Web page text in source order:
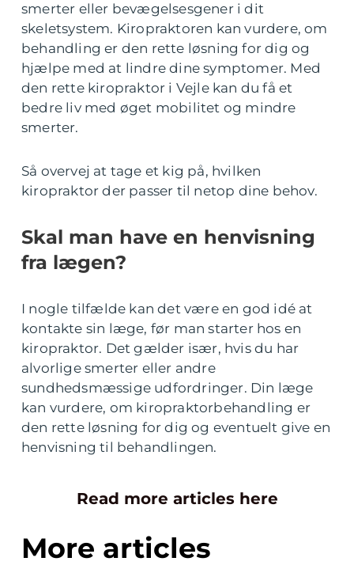
smerter eller bevægelsesgener i dit
skeletsystem. Kiropraktoren kan vurdere, om
behandling er den rette løsning for dig og
hjælpe med at lindre dine symptomer. Med
den rette kiropraktor i Vejle kan du få et
bedre liv med øget mobilitet og mindre
smerter.
Så overvej at tage et kig på, hvilken
kiropraktor der passer til netop dine behov.
Skal man have en henvisning
fra lægen?
I nogle tilfælde kan det være en god idé at
kontakte sin læge, før man starter hos en
kiropraktor. Det gælder især, hvis du har
alvorlige smerter eller andre
sundhedsmæssige udfordringer. Din læge
kan vurdere, om kiropraktorbehandling er
den rette løsning for dig og eventuelt give en
henvisning til behandlingen.
Read more articles here
More articles